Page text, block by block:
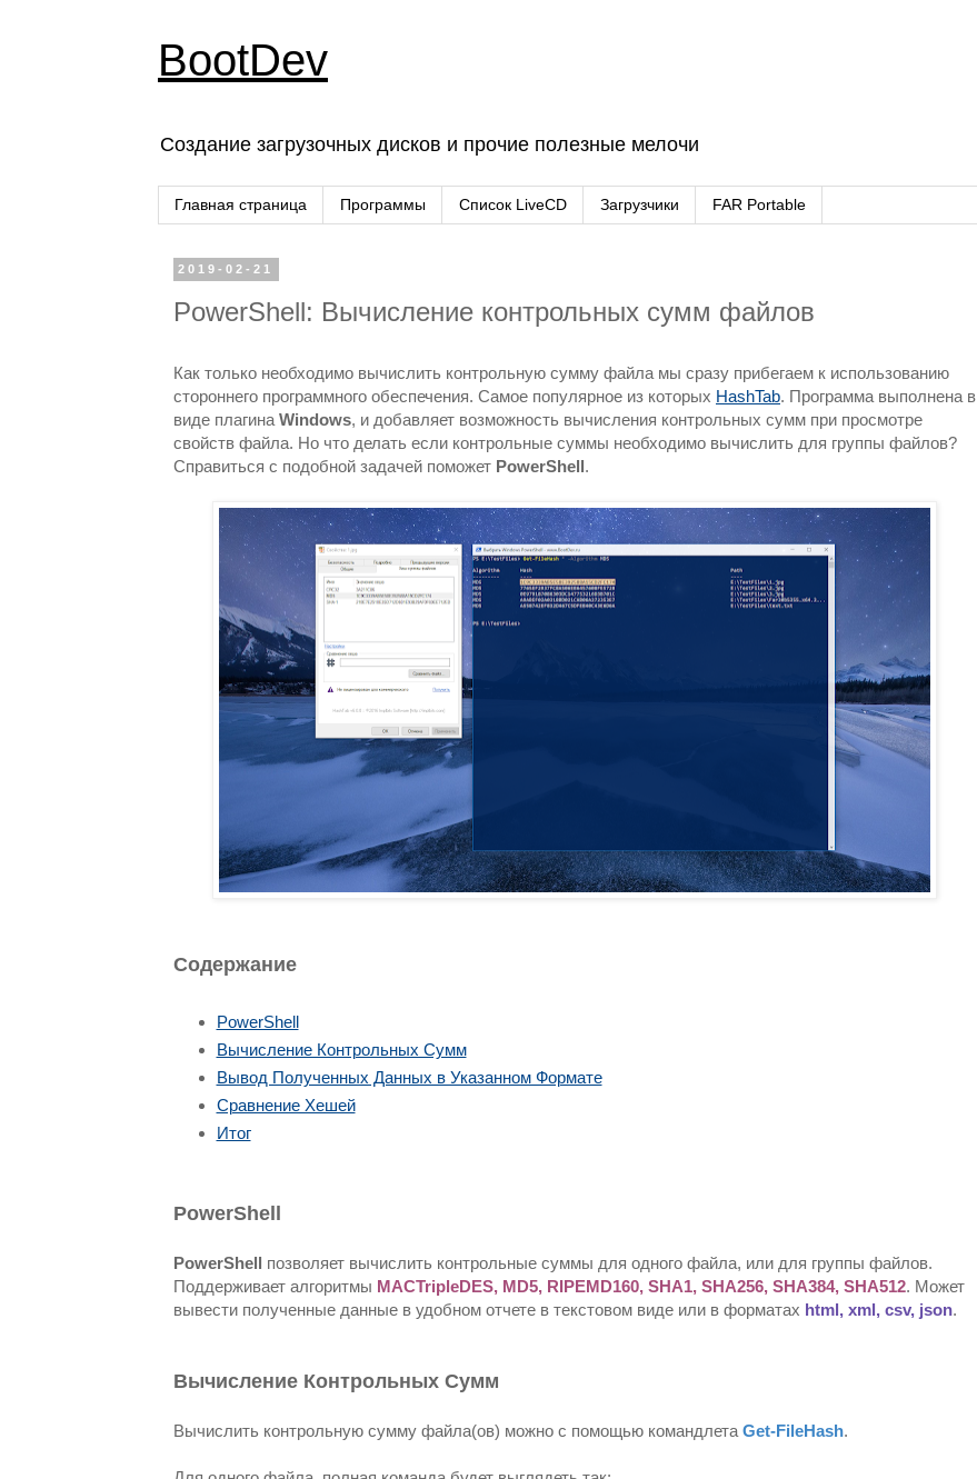
BootDev
Создание загрузочных дисков и прочие полезные мелочи
Главная страница Программы Список LiveCD Загрузчики FAR Portable
2019-02-21
PowerShell: Вычисление контрольных сумм файлов
Как только необходимо вычислить контрольную сумму файла мы сразу прибегаем к использованию
стороннего программного обеспечения. Самое популярное из которых HashTab. Программа выполнена в
виде плагина Windows, и добавляет возможность вычисления контрольных сумм при просмотре
свойств файла. Но что делать если контрольные суммы необходимо вычислить для группы файлов?
Справиться с подобной задачей поможет PowerShell.
Содержание
PowerShell
Вычисление Контрольных Сумм
Вывод Полученных Данных в Указанном Формате
Сравнение Хешей
Итог
PowerShell
PowerShell позволяет вычислить контрольные суммы для одного файла, или для группы файлов.
Поддерживает алгоритмы MACTripleDES, MD5, RIPEMD160, SHA1, SHA256, SHA384, SHA512. Может
вывести полученные данные в удобном отчете в текстовом виде или в форматах html, xml, csv, json.
Вычисление Контрольных Сумм
Вычислить контрольную сумму файла(ов) можно с помощью командлета Get-FileHash.